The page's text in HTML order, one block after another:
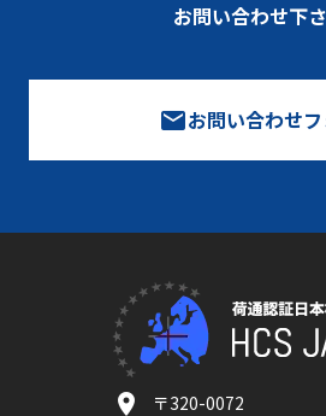
お問い合わせ下さ
お問い合わせ
〒320-0072